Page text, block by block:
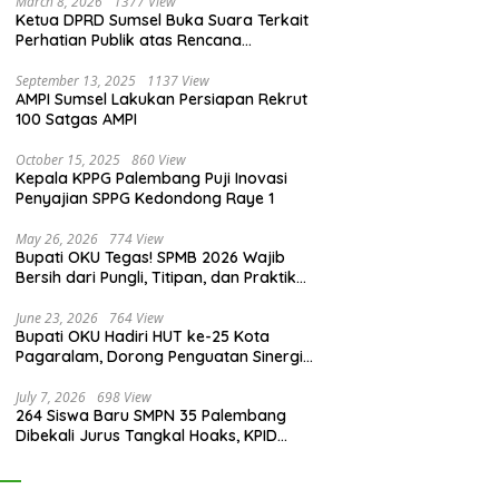
Ketua DPRD Sumsel Buka Suara Terkait
Perhatian Publik atas Rencana
September 13, 2025 1137 View
AMPI Sumsel Lakukan Persiapan Rekrut
100 Satgas AMPI
October 15, 2025 860 View
Kepala KPPG Palembang Puji Inovasi
Penyajian SPPG Kedondong Raye 1
May 26, 2026 774 View
Bupati OKU Tegas! SPMB 2026 Wajib
Bersih dari Pungli, Titipan, dan Praktik
June 23, 2026 764 View
Bupati OKU Hadiri HUT ke-25 Kota
Pagaralam, Dorong Penguatan Sinergi
July 7, 2026 698 View
264 Siswa Baru SMPN 35 Palembang
Dibekali Jurus Tangkal Hoaks, KPID